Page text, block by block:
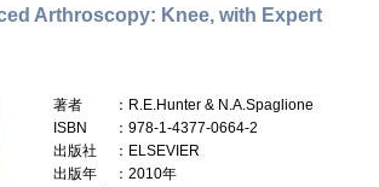
Arthroscopy: Knee, with Expert
著者
：R.E.Hunter & N.A.Spaglione
ISBN
：978-1-4377-0664-2
出版社
：ELSEVIER
出版年
：2010年